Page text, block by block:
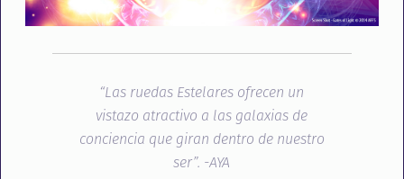
“Las ruedas Estelares ofrecen un
vistazo atractivo a las galaxias de
conciencia que giran dentro de nuestro
ser”. -AYA